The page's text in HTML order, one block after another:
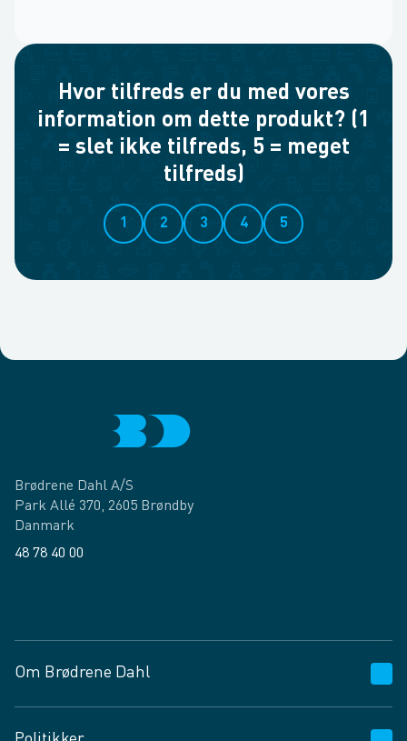
Hvor tilfreds er du med vores
information om dette produkt? (1
= slet ikke tilfreds, 5 = meget
tilfreds)
1 2 3 4 5
Brødrene Dahl A/S
Park Allé 370, 2605 Brøndby
Danmark
48 78 40 00
Om Brødrene Dahl